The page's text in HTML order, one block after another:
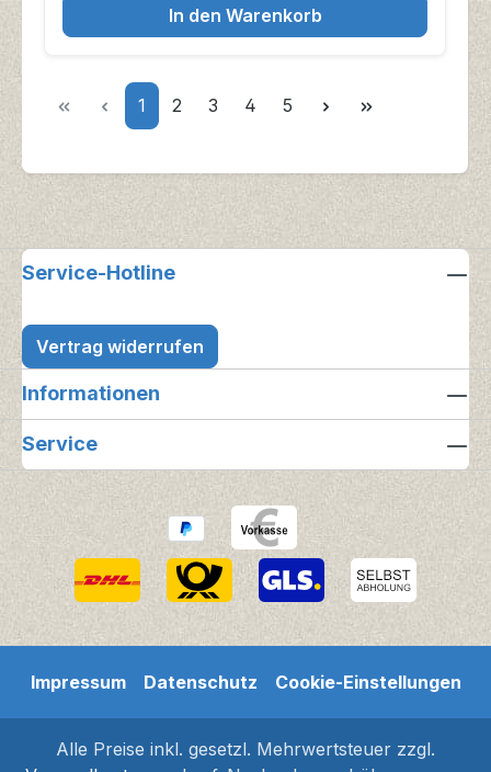
In den Warenkorb
Seite
1 Seite
2 Seite
3 Seite
4 Seite
5
Service-Hotline
Vertrag widerrufen
Informationen
Service
Impressum Datenschutz Cookie-Einstellungen
Alle Preise inkl. gesetzl. Mehrwertsteuer zzgl.